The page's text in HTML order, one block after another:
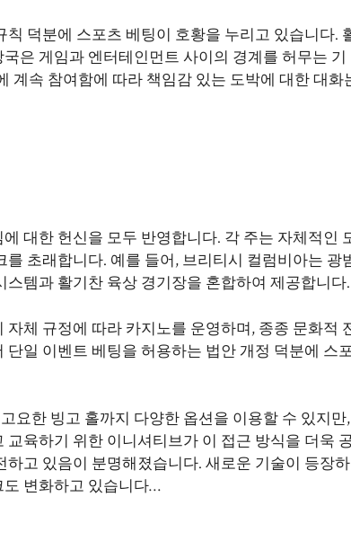
덕분에 스포츠 베팅이 호황을 누리고 있습니다.
은 게임과 엔터테인먼트 사이의 경계를 허무는 기
계속 참여함에 따라 책임감 있는 도박에 대한 대화
대한 헌신을 모두 반영합니다. 각 주는 자체적인
초래합니다. 예를 들어, 브리티시 컬럼비아는 광
템과 활기찬 육상 경기장을 혼합하여 제공합니다.
체 규정에 따라 카지노를 운영하며, 종종 문화적
일 이벤트 베팅을 허용하는 법안 개정 덕분에 스
요한 빙고 홀까지 다양한 옵션을 이용할 수 있지만,
육하기 위한 이니셔티브가 이 접근 방식을 더욱
고 있음이 분명해졌습니다. 새로운 기술이 등장하
도 변화하고 있습니다…